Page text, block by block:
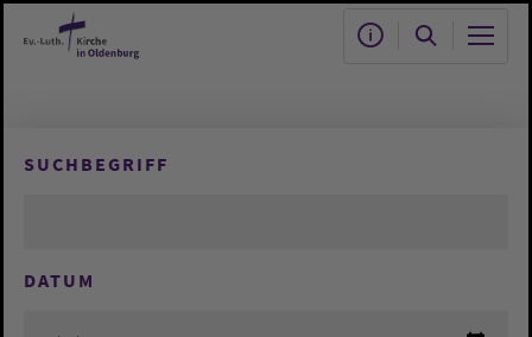
Zum Hauptinhalt springen
SUCHBEGRIFF
DATUM